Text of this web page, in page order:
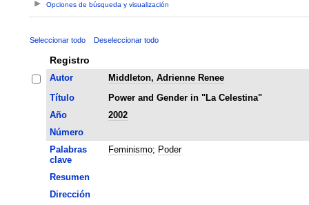
Opciones de búsqueda y visualización
Seleccionar todo Deseleccionar todo
Registro
Autor
Middleton, Adrienne Renee
Título
Power and Gender in "La Celestina"
Año
2002
Número
Palabras
clave
Feminismo; Poder
Resumen
Dirección